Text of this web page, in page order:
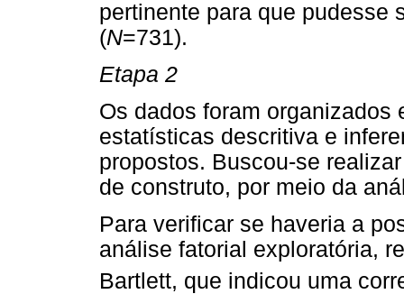
pertinente para que pudesse
(N=731).
Etapa 2
Os dados foram
estatísticas descritiva e
propostos. Buscou-se
de construto, por meio da
Para verificar se haveria a
análise fatorial exploratória,
Bartlett, que indicou uma